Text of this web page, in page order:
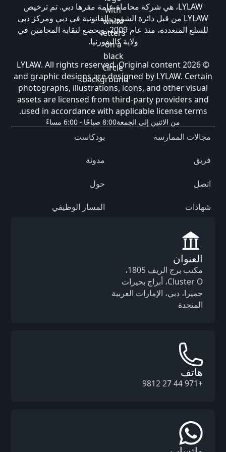
LYLAW، هي شركة محاماة عامة مقرها دبي. تم ترخيص
LYLAW من قبل دائرة الشؤون القانونية في دبي ومركز دبي
للسلع المتعددة، منذ عام 2009، ويخضع لنقابة المحامين في
ولاية كاليفورنيا.
© 2026 LYLAW. All rights reserved. Original content
and graphic designs are designed by LYLAW. Certain
photographs, illustrations, icons, and other visual
assets are licensed from third-party providers and
used in accordance with applicable license terms.
من الاثنين إلى الجمعة8:00 صباحًا - 6:00 مساءً
مجالات الممارسة بودكاست
فريق مدونة
اتصل حول
شهادات المسار الوظيفي
العنوان
مكتب برج الريف 1805،
Cluster O، أبراج بحيرات
جميرا، دبي، الإمارات العربية
المتحدة
هاتف
+971 44 27 9812